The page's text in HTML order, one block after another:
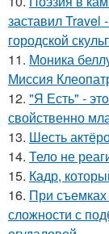
заставил Travel
городской
11. Моника
Миссия
12. "Я Есть" -
свойственно
13. Шесть
14. Тело не
15. Кадр,
16. При
сложности с